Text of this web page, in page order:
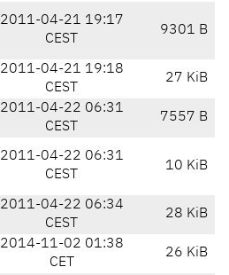
2011-04-21 19:17
CEST
9301 B
2011-04-21 19:18
CEST
27 KiB
2011-04-22 06:31
CEST
7557 B
2011-04-22 06:31
CEST
10 KiB
2011-04-22 06:34
CEST
28 KiB
2014-11-02 01:38
CET
26 KiB